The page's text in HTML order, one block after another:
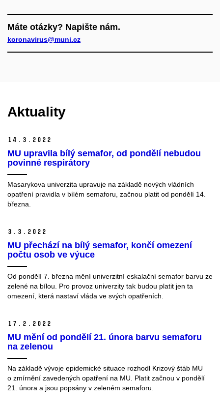
Máte otázky? Napište nám.
koronavirus@muni.cz
Aktuality
14. 3. 2022
MU upravila bílý semafor, od pondělí nebudou
povinné respirátory
Masarykova univerzita upravuje na základě nových vládních
opatření pravidla v bílém semaforu, začnou platit od pondělí 14.
března.
3. 3. 2022
MU přechází na bílý semafor, končí omezení
počtu osob ve výuce
Od pondělí 7. března mění univerzitní eskalační semafor barvu ze
zelené na bílou. Pro provoz univerzity tak budou platit jen ta
omezení, která nastaví vláda ve svých opatřeních.
17. 2. 2022
MU mění od pondělí 21. února barvu semaforu
na zelenou
Na základě vývoje epidemické situace rozhodl Krizový štáb MU
o zmírnění zavedených opatření na MU. Platit začnou v pondělí
21. února a jsou popsány v zeleném semaforu.